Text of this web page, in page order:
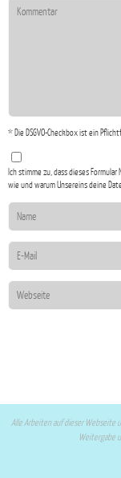
* Die DSGVO-Checkbox ist ein
Ich stimme zu, dass dieses
wie und warum Unsereins deine
Alle Arbeiten auf dieser Webseite
Weitergabe